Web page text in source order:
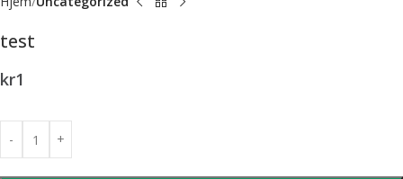
test
kr1